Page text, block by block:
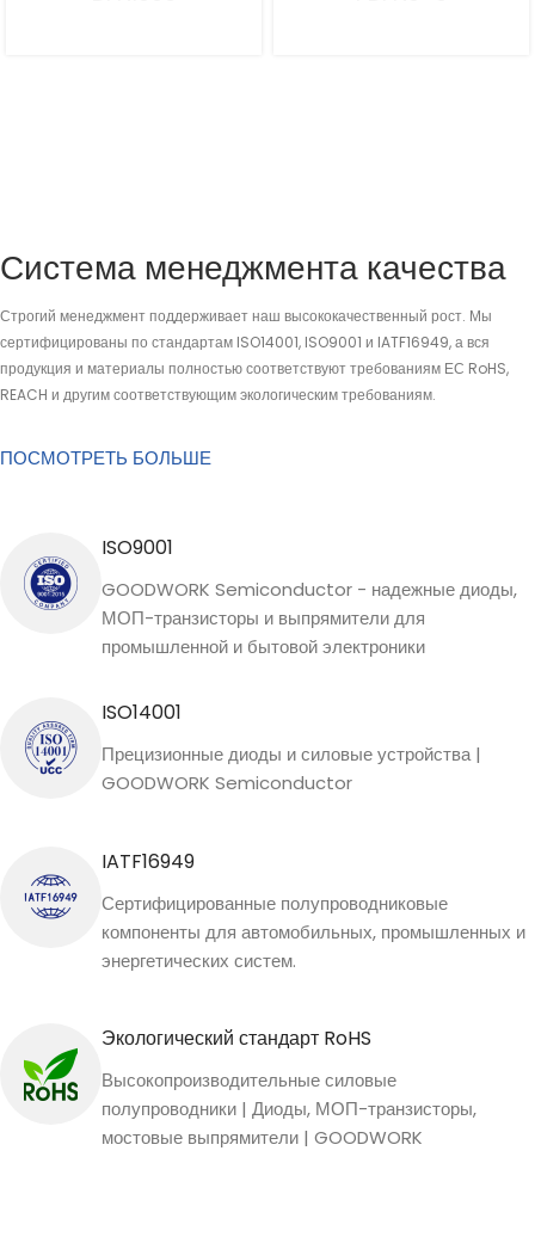
Система менеджмента качества
Строгий менеджмент поддерживает наш высококачественный рост. Мы
сертифицированы по стандартам ISO14001, ISO9001 и IATF16949, а вся
продукция и материалы полностью соответствуют требованиям ЕС RoHS,
REACH и другим соответствующим экологическим требованиям.
ПОСМОТРЕТЬ БОЛЬШЕ
ISO9001
GOODWORK Semiconductor - надежные диоды,
МОП-транзисторы и выпрямители для
промышленной и бытовой электроники
ISO14001
Прецизионные диоды и силовые устройства |
GOODWORK Semiconductor
IATF16949
Сертифицированные полупроводниковые
компоненты для автомобильных, промышленных и
энергетических систем.
Экологический стандарт RoHS
Высокопроизводительные силовые
полупроводники | Диоды, МОП-транзисторы,
мостовые выпрямители | GOODWORK